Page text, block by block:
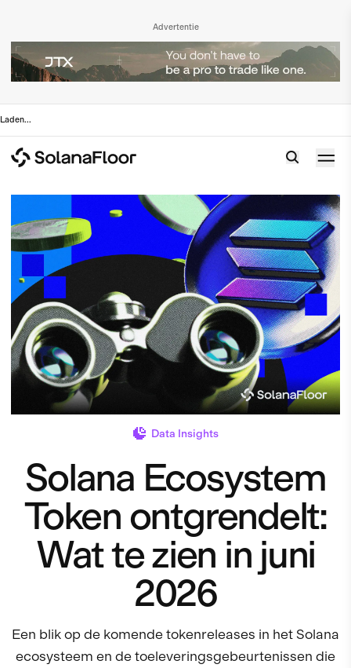
Advertentie
Laden...
Data Insights
Solana Ecosystem
Token ontgrendelt:
Wat te zien in juni
2026
Een blik op de komende tokenreleases in het Solana
ecosysteem en de toeleveringsgebeurtenissen die